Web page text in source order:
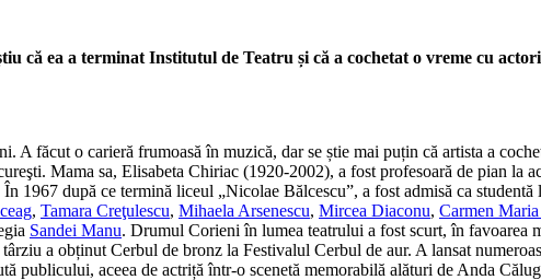
că ea a terminat Institutul de Teatru și că a cochetat o vreme cu
A făcut o carieră frumoasă în muzică, dar se știe mai puțin că artista a
Mama sa, Elisabeta Chiriac (1920-2002), a fost profesoară de pian la
1967 după ce termină liceul „Nicolae Bălcescu”, a fost admisă ca
, Tamara Creţulescu, Mihaela Arsenescu, Mircea Diaconu, Carmen
Sandei Manu. Drumul Corieni în lumea teatrului a fost scurt, în favoarea
a obținut Cerbul de bronz la Festivalul Cerbul de aur. A lansat
publicului, aceea de actriță într-o scenetă memorabilă alături de Anda